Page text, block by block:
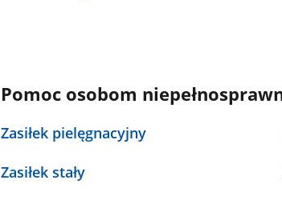
Pomoc osobom
Zasiłek pielęgnacyjny
Zasiłek stały